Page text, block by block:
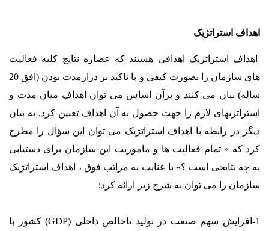
اهداف استراتژیک
اهداف استراتژیک اهدافی هستند که عصاره نتایج کلیه فعالیت
های سازمان را بصورت کیفی و با تاکید بر درازمدت بودن (افق 20
ساله) بیان می کنند و برآن اساس می توان اهداف میان مدت و
استراتژیهای لازم را جهت حصول به آن اهداف تعیین کرد. به بیان
دیگر در رابطه با اهداف استراتژیک می توان این سؤال را مطرح
کرد که « تمام فعالیت ها و ماموریت این سازمان برای دستیابی
به چه نتایجی است ؟» با عنایت به مراتب فوق ، اهداف استراتژیک
سازمان را می توان به شرح زیر ارائه کرد:
1-افزایش سهم صنعت در تولید ناخالص داخلی (GDP) کشور با